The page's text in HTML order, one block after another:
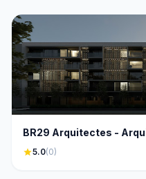
BR29 Arquitectes -
star5.0(0)